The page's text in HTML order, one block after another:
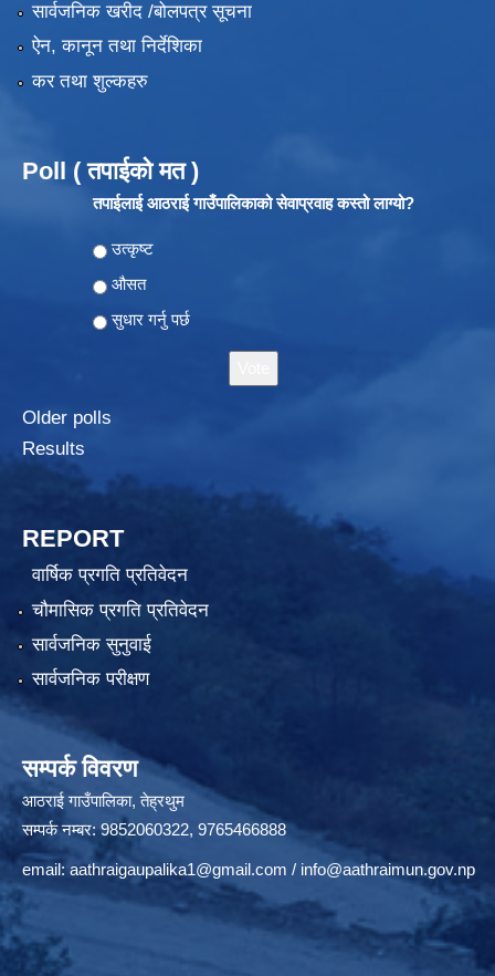
सार्वजनिक खरीद /बोलपत्र सूचना
ऐन, कानून तथा निर्देशिका
कर तथा शुल्कहरु
Poll ( तपाईको मत )
तपाईलाई आठराई गाउँपालिकाको सेवाप्रवाह कस्तो लाग्यो?
Choices
उत्कृष्ट
औसत
सुधार गर्नु पर्छ
Older polls
Results
REPORT
वार्षिक प्रगति प्रतिवेदन
चौमासिक प्रगति प्रतिवेदन
सार्वजनिक सुनुवाई
सार्वजनिक परीक्षण
सम्पर्क विवरण
आठराई गाउँपालिका, तेह्रथुम
सम्पर्क नम्बर: 9852060322, 9765466888
email: aathraigaupalika1@gmail.com / info@aathraimun.gov.np